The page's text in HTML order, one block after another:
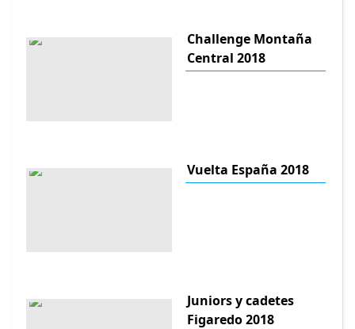
Challenge Montaña
Central 2018
Vuelta España 2018
Juniors y cadetes
Figaredo 2018